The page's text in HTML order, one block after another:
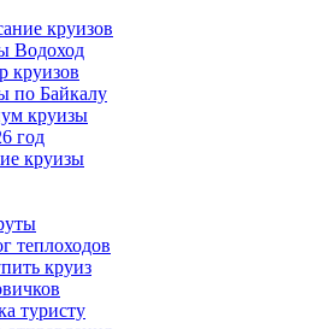
круизов
Водоход
круизов
по Байкалу
круизы
год
круизы
теплоходов
круиз
туристу